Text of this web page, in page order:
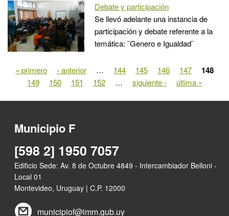
Debate y participación
Se llevó adelante una instancia de
participación y debate referente a la
temática: ¨Genero e Igualdad¨
Páginas
« primero ‹ anterior … 144 145 146 147 148
149 150 151 152 … siguiente › última »
Municipio F
[598 2] 1950 7057
Edificio Sede: Av. 8 de Octubre 4849 - Intercambiador Belloni -
Local 01
Montevideo, Uruguay | C.P. 12000
municipiof@imm.gub.uy